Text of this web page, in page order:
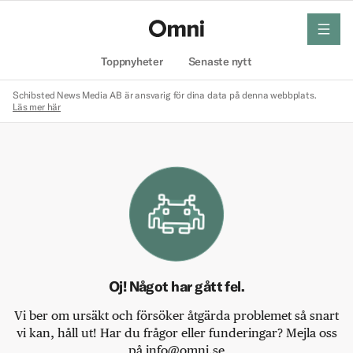
Toppnyheter Senaste nytt
meny
Schibsted News Media AB är ansvarig för dina data på denna webbplats.
Läs mer här
Oj! Något har gått fel.
Vi ber om ursäkt och försöker åtgärda problemet så snart
vi kan, håll ut! Har du frågor eller funderingar? Mejla oss